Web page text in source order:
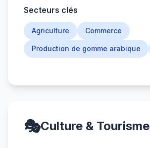
Secteurs clés
Agriculture Commerce
Production de gomme arabique
🎭Culture & Tourisme